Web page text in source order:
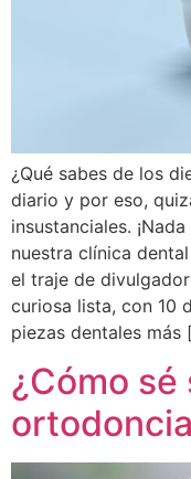
¿Qué sabes de los
diario y por eso,
insustanciales.
nuestra clínica
el traje de
curiosa lista, con 10
piezas dentales más
¿Cómo